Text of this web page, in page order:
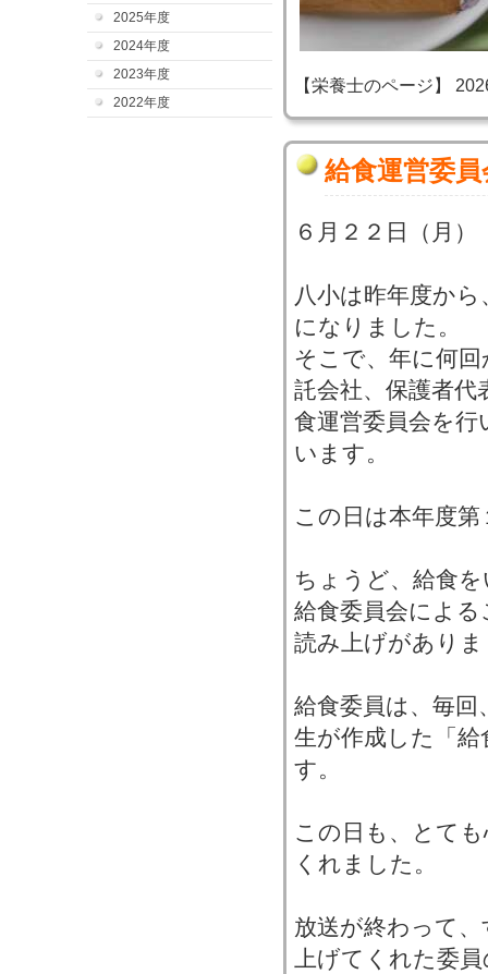
2025年度
2024年度
2023年度
2022年度
【栄養士のページ】
給食運営委
６月２２日（月）
八小は昨年度か
になりました。
そこで、年に何
託会社、保護者代
食運営委員会を
います。
この日は本年度
ちょうど、給食
給食委員会によ
読み上げがあり
給食委員は、毎回
生が作成した「
す。
この日も、とて
くれました。
放送が終わって
上げてくれた委